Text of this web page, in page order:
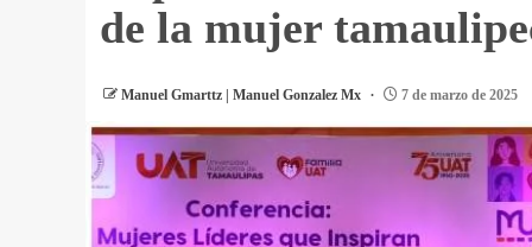
de la mujer
Manuel Gmarttz | Manuel Gonzalez Mx 7 de marzo de 2025